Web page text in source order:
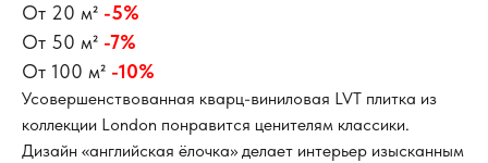
От 20 м² -5%
От 50 м² -7%
От 100 м² -10%
Усовершенствованная кварц-виниловая LVT плитка из
коллекции London понравится ценителям классики.
Дизайн «английская ёлочка» делает интерьер изысканным